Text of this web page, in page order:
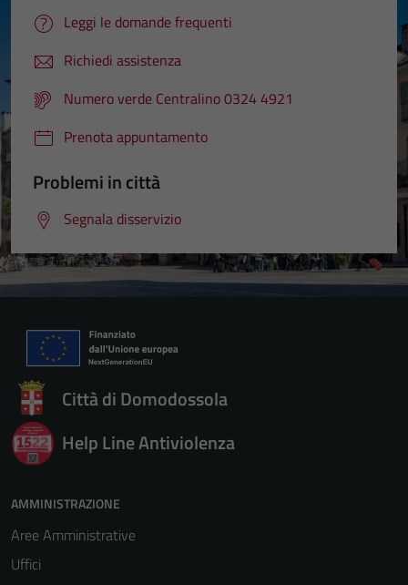
Leggi le domande frequenti
Richiedi assistenza
Numero verde Centralino 0324 4921
Prenota appuntamento
Problemi in città
Segnala disservizio
Città di Domodossola
Help Line Antiviolenza
AMMINISTRAZIONE
Aree Amministrative
Uffici